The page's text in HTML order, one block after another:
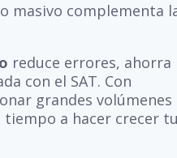
masivo complementa
reduce errores, ahorra
con el SAT. Con
grandes volúmenes
tiempo a hacer crecer tu